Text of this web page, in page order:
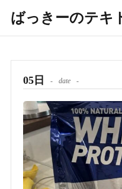
ばっきーのテキ
05日 date